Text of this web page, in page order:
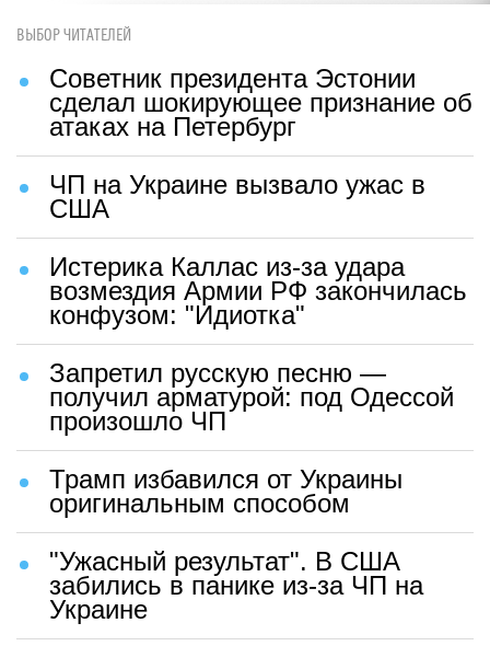
ВЫБОР ЧИТАТЕЛЕЙ
Советник президента Эстонии
сделал шокирующее признание об
атаках на Петербург
ЧП на Украине вызвало ужас в
США
Истерика Каллас из-за удара
возмездия Армии РФ закончилась
конфузом: "Идиотка"
Запретил русскую песню —
получил арматурой: под Одессой
произошло ЧП
Трамп избавился от Украины
оригинальным способом
"Ужасный результат". В США
забились в панике из-за ЧП на
Украине